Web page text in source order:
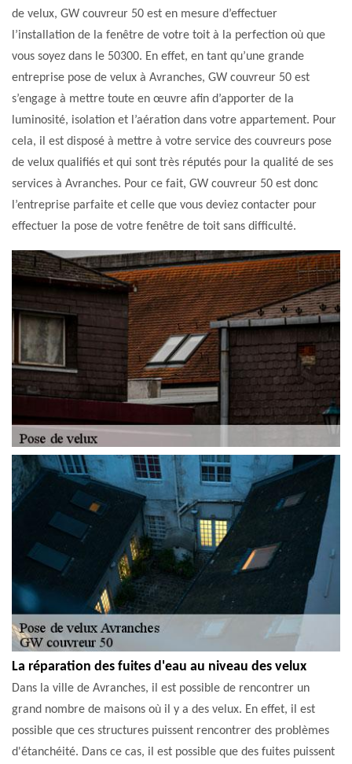
de velux, GW couvreur 50 est en mesure d’effectuer
l’installation de la fenêtre de votre toit à la perfection où que
vous soyez dans le 50300. En effet, en tant qu’une grande
entreprise pose de velux à Avranches, GW couvreur 50 est
s’engage à mettre toute en œuvre afin d’apporter de la
luminosité, isolation et l’aération dans votre appartement. Pour
cela, il est disposé à mettre à votre service des couvreurs pose
de velux qualifiés et qui sont très réputés pour la qualité de ses
services à Avranches. Pour ce fait, GW couvreur 50 est donc
l’entreprise parfaite et celle que vous deviez contacter pour
effectuer la pose de votre fenêtre de toit sans difficulté.
La réparation des fuites d'eau au niveau des velux
Dans la ville de Avranches, il est possible de rencontrer un
grand nombre de maisons où il y a des velux. En effet, il est
possible que ces structures puissent rencontrer des problèmes
d'étanchéité. Dans ce cas, il est possible que des fuites puissent